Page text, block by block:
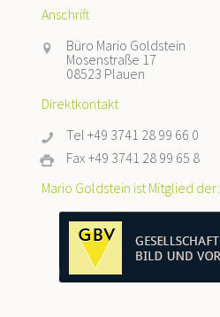
Anschrift
Büro Mario Goldstein
Mosenstraße 17
08523 Plauen
Direktkontakt
Tel +49 3741 28 99 66 0
Fax +49 3741 28 99 65 8
Mario Goldstein ist Mitglied der: